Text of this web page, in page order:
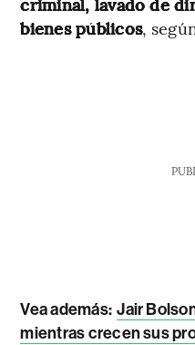
bienes públicos,
Vea además: Jair
mientras crecen sus